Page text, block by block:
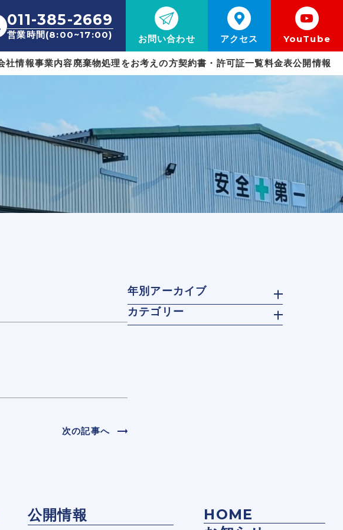
011-385-2669
営業時間(8:00~17:00) お問い合わせ アクセス YouTube
社情報事業内容廃棄物処理をお考えの方契約書・許可証一覧料金表公開情報
次の記事へ
年別アーカイブ
カテゴリー
公開情報
HOME